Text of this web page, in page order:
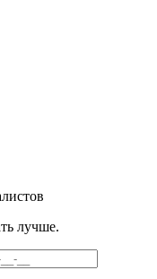
лучше.